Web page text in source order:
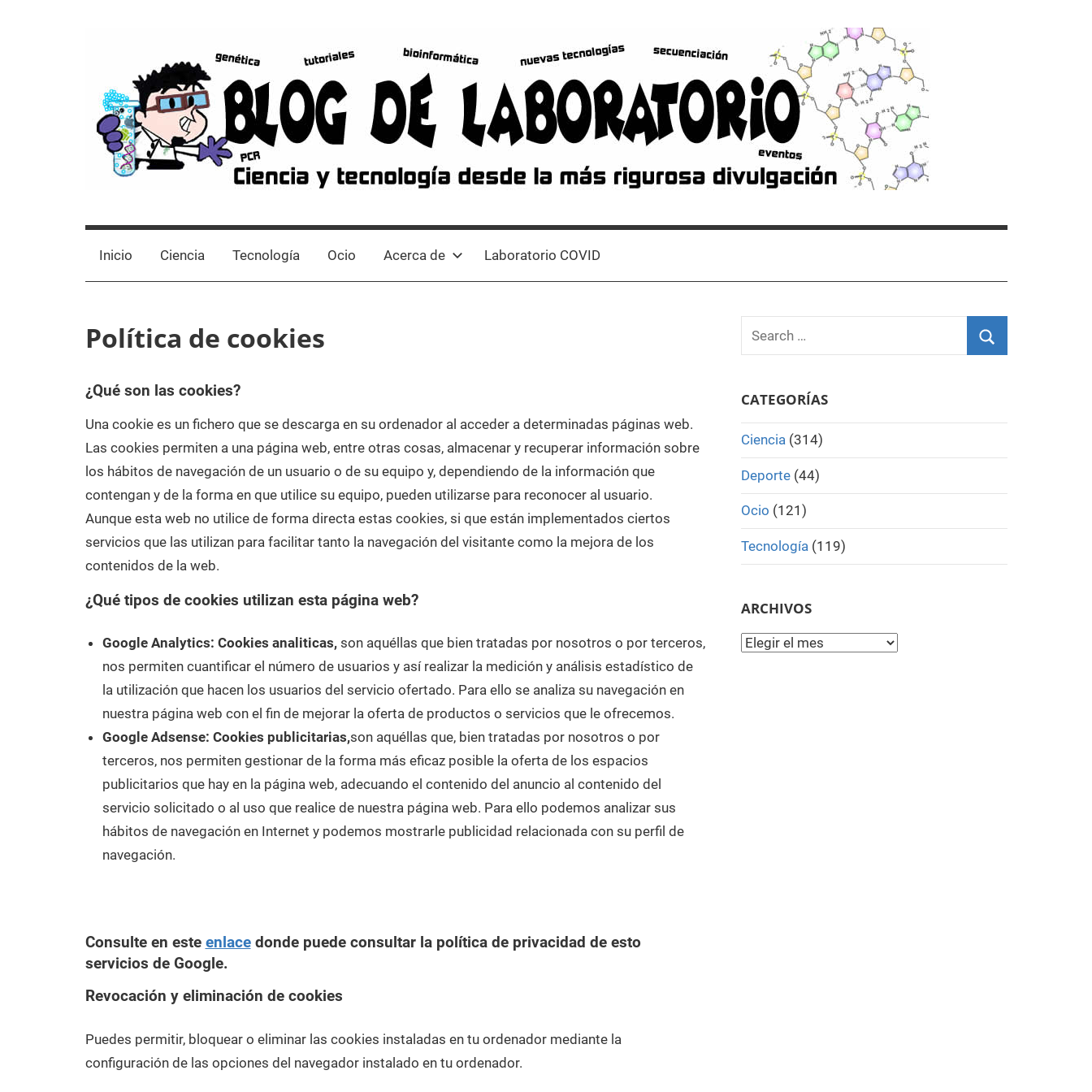
Blog
de
científicos,
Tutoriales,
desde
de
Biología
Molecular
Inicio Ciencia Tecnología Ocio Acerca de Laboratorio COVID
Política de cookies
¿Qué son las cookies?
Una cookie es un fichero que se descarga en su ordenador al acceder a determinadas páginas web.
Las cookies permiten a una página web, entre otras cosas, almacenar y recuperar información sobre
los hábitos de navegación de un usuario o de su equipo y, dependiendo de la información que
contengan y de la forma en que utilice su equipo, pueden utilizarse para reconocer al usuario.
Aunque esta web no utilice de forma directa estas cookies, si que están implementados ciertos
servicios que las utilizan para facilitar tanto la navegación del visitante como la mejora de los
contenidos de la web.
¿Qué tipos de cookies utilizan esta página web?
Google Analytics: Cookies analiticas,son aquéllas que bien tratadas por nosotros o por terceros,
nos permiten cuantificar el número de usuarios y así realizar la medición y análisis estadístico de
la utilización que hacen los usuarios del servicio ofertado. Para ello se analiza su navegación en
nuestra página web con el fin de mejorar la oferta de productos o servicios que le ofrecemos.
Google Adsense: Cookies publicitarias,son aquéllas que, bien tratadas por nosotros o por
terceros, nos permiten gestionar de la forma más eficaz posible la oferta de los espacios
publicitarios que hay en la página web, adecuando el contenido del anuncio al contenido del
servicio solicitado o al uso que realice de nuestra página web. Para ello podemos analizar sus
hábitos de navegación en Internet y podemos mostrarle publicidad relacionada con su perfil de
navegación.
Consulte en este enlacedonde puede consultar la política de privacidad de esto
servicios de Google.
Revocación y eliminación de cookies
Puedes permitir, bloquear o eliminar las cookies instaladas en tu ordenador mediante la
configuración de las opciones del navegador instalado en tu ordenador.
Search
for:
CATEGORÍAS
Ciencia(314)
Deporte(44)
Ocio (121)
Tecnología(119)
ARCHIVOS
Archivos